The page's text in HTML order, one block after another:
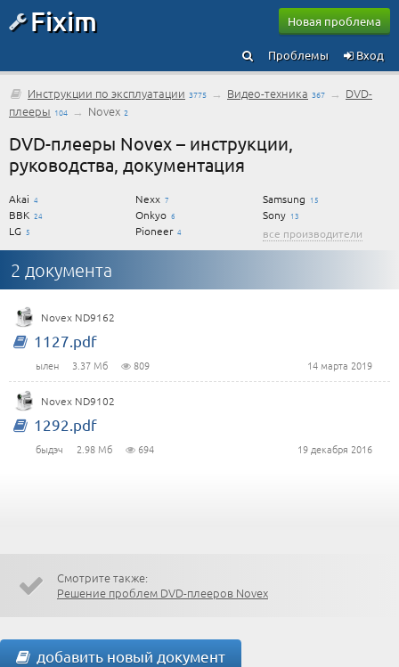
Fixim Новая проблема
Вход
Проблемы
Инструкции по эксплуатации 3775 → Видео-техника 367 → DVD-
плееры 104 → Novex 2
DVD-плееры Novex – инструкции,
руководства, документация
Akai 4
BBK 24
LG 5
Nexx 7
Onkyo 6
Pioneer 4
Samsung 15
Sony 13
все производители
2 документа
Novex ND9162
1127.pdf
14 марта 2019
ылен 3.37 Мб 809
Novex ND9102
1292.pdf
19 декабря 2016
быдэч 2.98 Мб 694
Смотрите также:
Решение проблем DVD-плееров Novex
добавить новый документ